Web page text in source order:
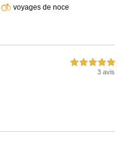
voyages de noce
5,0 étoiles sur 5
3 avis